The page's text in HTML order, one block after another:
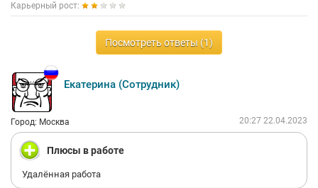
Карьерный рост:
Посмотреть ответы (1)
Екатерина (Сотрудник)
Город: Москва 20:27 22.04.2023
Плюсы в работе
Удалённая работа